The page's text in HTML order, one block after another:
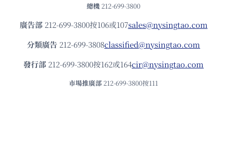
總機 212-699-3800
廣告部212-699-3800按106或107sales@nysingtao.com
分類廣告 212-699-3808classified@nysingtao.com
發⾏部 212-699-3800按162或164cir@nysingtao.com
市場推廣部 212-699-3800按111